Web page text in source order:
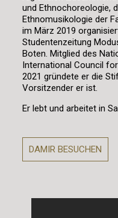
und Ethnochoreologie,
Ethnomusikologie der
im März 2019
Studentenzeitung
Boten. Mitglied des
International Council
2021 gründete er die
Vorsitzender er ist.
Er lebt und arbeitet in
DAMIR BESUCHEN